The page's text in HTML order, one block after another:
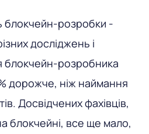
блокчейн-розробки -
досліджень і
блокчейн-розробника
дорожче, ніж наймання
Досвідчених фахівців,
блокчейні, все ще мало,